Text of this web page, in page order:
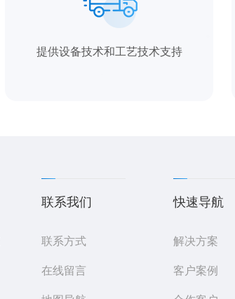
提供设备技术和工艺技术支持
联系我们
联系方式
在线留言
快速导航
解决方案
客户案例